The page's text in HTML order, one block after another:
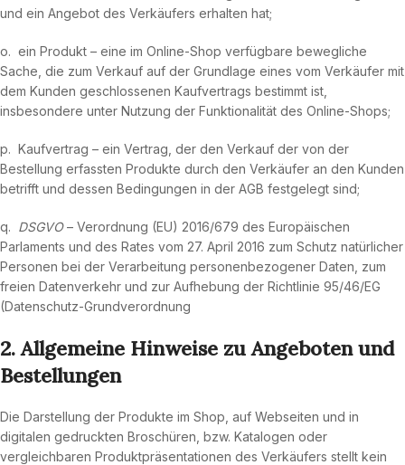
und ein Angebot des Verkäufers erhalten hat;
o. ein Produkt – eine im Online-Shop verfügbare bewegliche
Sache, die zum Verkauf auf der Grundlage eines vom Verkäufer mit
dem Kunden geschlossenen Kaufvertrags bestimmt ist,
insbesondere unter Nutzung der Funktionalität des Online-Shops;
p. Kaufvertrag – ein Vertrag, der den Verkauf der von der
Bestellung erfassten Produkte durch den Verkäufer an den Kunden
betrifft und dessen Bedingungen in der AGB festgelegt sind;
q. DSGVO– Verordnung (EU) 2016/679 des Europäischen
Parlaments und des Rates vom 27. April 2016 zum Schutz natürlicher
Personen bei der Verarbeitung personenbezogener Daten, zum
freien Datenverkehr und zur Aufhebung der Richtlinie 95/46/EG
(Datenschutz-Grundverordnung
2. Allgemeine Hinweise zu Angeboten und
Bestellungen
Die Darstellung der Produkte im Shop, auf Webseiten und in
digitalen gedruckten Broschüren, bzw. Katalogen oder
vergleichbaren Produktpräsentationen des Verkäufers stellt kein